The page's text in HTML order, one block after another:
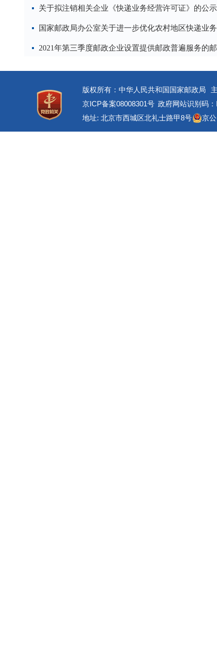
关于拟注销相关企业《快递业务经营许可证》的公示
版权所有：中华人民共和国国家邮政局
京ICP备案08008301号 政府网站识别码
地址: 北京市西城区北礼士路甲8号
京